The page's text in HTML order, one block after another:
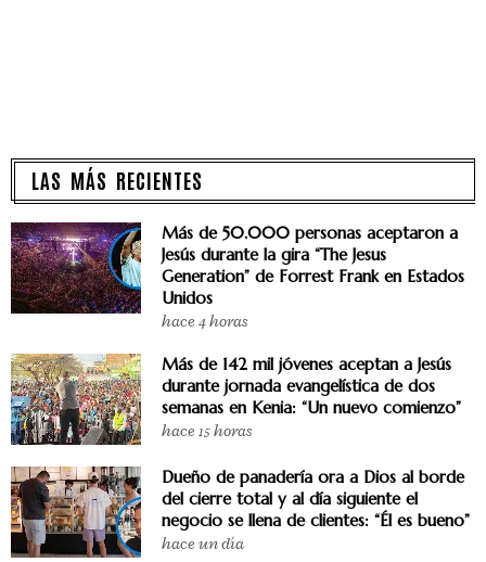
LAS MÁS RECIENTES
Más de 50.000 personas aceptaron a
Jesús durante la gira “The Jesus
Generation” de Forrest Frank en Estados
Unidos
hace 4 horas
Más de 142 mil jóvenes aceptan a Jesús
durante jornada evangelística de dos
semanas en Kenia: “Un nuevo comienzo”
hace 15 horas
Dueño de panadería ora a Dios al borde
del cierre total y al día siguiente el
negocio se llena de clientes: “Él es bueno”
hace un día